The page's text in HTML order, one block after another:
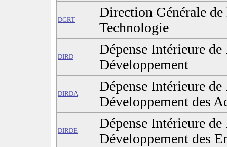
DGRT
Direction Générale de
Technologie
DIRD
Dépense Intérieure de
Développement
DIRDA
Dépense Intérieure de
Développement des
DIRDE
Dépense Intérieure de
Développement des